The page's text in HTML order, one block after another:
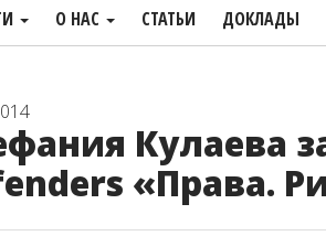
О НАС СТАТЬИ ДОКЛАДЫ
Кулаева
«Права.